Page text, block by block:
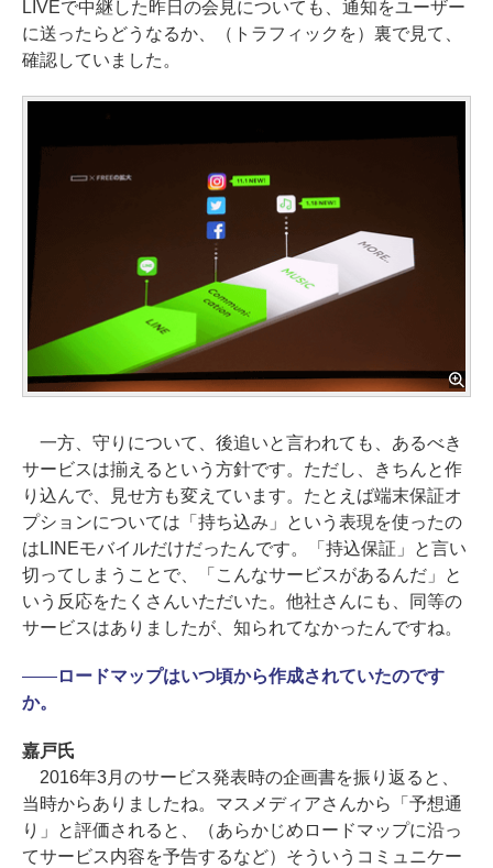
LIVEで中継した昨日の会見についても、通知をユーザー
に送ったらどうなるか、（トラフィックを）裏で見て、
確認していました。
一方、守りについて、後追いと言われても、あるべき
サービスは揃えるという方針です。ただし、きちんと作
り込んで、見せ方も変えています。たとえば端末保証オ
プションについては「持ち込み」という表現を使ったの
はLINEモバイルだけだったんです。「持込保証」と言い
切ってしまうことで、「こんなサービスがあるんだ」と
いう反応をたくさんいただいた。他社さんにも、同等の
サービスはありましたが、知られてなかったんですね。
――ロードマップはいつ頃から作成されていたのです
か。
嘉戸氏
2016年3月のサービス発表時の企画書を振り返ると、
当時からありましたね。マスメディアさんから「予想通
り」と評価されると、（あらかじめロードマップに沿っ
てサービス内容を予告するなど）そういうコミュニケー